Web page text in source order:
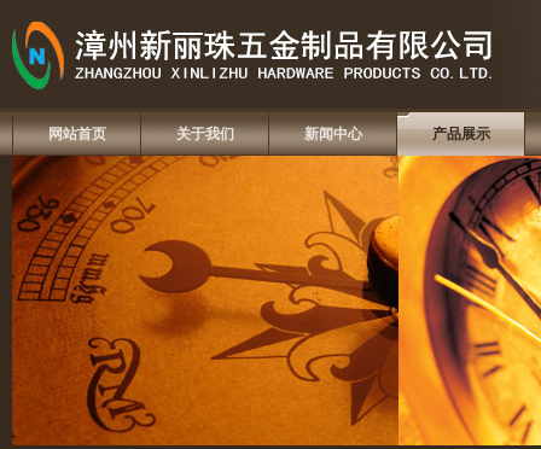
网站首页 关于我们 新闻中心 产品展示